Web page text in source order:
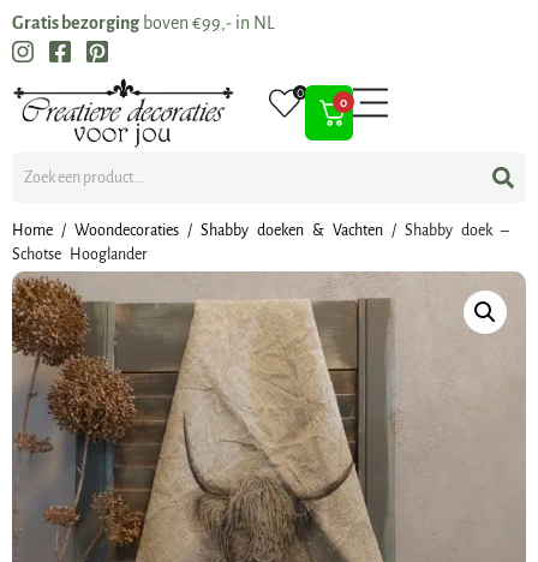
Gratis bezorging boven €99,- in NL
0
0
Home / Woondecoraties / Shabby doeken & Vachten / Shabby doek –
Schotse Hooglander